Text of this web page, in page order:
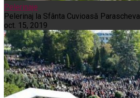
Pelerinaje
Pelerinaj la Sfânta Cuvioasă Parascheva
oct. 15, 2019